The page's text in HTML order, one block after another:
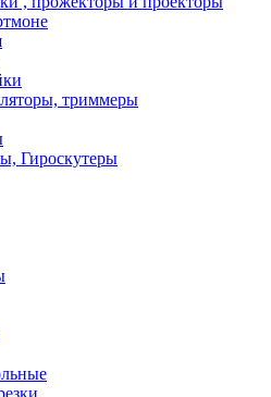
триммеры
Гироскутеры